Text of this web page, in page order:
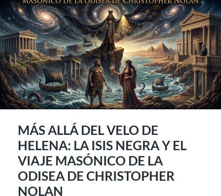
MÁS ALLÁ DEL VELO DE
HELENA: LA ISIS NEGRA Y EL
VIAJE MASÓNICO DE LA
ODISEA DE CHRISTOPHER
NOLAN